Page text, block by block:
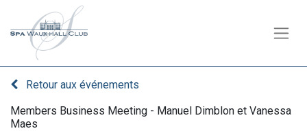
Retour aux événements
Members Business Meeting - Manuel Dimblon et Vanessa
Maes